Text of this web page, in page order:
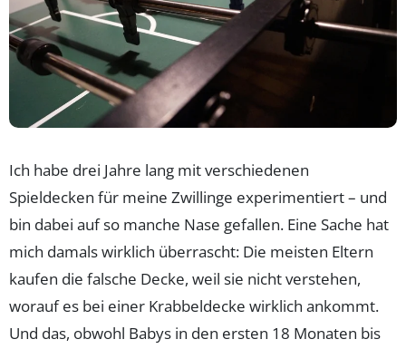
Ich habe drei Jahre lang mit verschiedenen
Spieldecken für meine Zwillinge experimentiert – und
bin dabei auf so manche Nase gefallen. Eine Sache hat
mich damals wirklich überrascht: Die meisten Eltern
kaufen die falsche Decke, weil sie nicht verstehen,
worauf es bei einer Krabbeldecke wirklich ankommt.
Und das, obwohl Babys in den ersten 18 Monaten bis